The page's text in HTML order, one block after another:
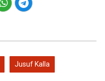
Jusuf Kalla